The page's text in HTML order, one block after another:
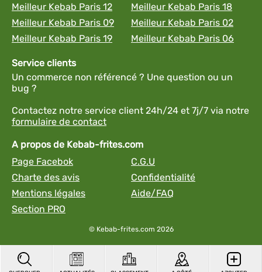
Meilleur Kebab Paris 12
Meilleur Kebab Paris 18
Meilleur Kebab Paris 09
Meilleur Kebab Paris 02
Meilleur Kebab Paris 19
Meilleur Kebab Paris 06
Service clients
Un commerce non référencé ? Une question ou un
bug ?
Contactez notre service client 24h/24 et 7j/7 via notre
formulaire de contact
A propos de Kebab-frites.com
Page Facebok
C.G.U
Charte des avis
Confidentialité
Mentions légales
Aide/FAQ
Section PRO
© Kebab-frites.com 2026